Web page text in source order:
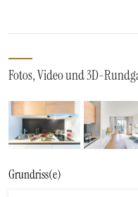
Fotos, Video und 3D-
Grundriss(e)